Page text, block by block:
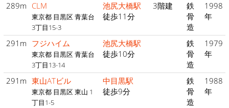
289m CLM
東京都 目黒区 青葉台
3丁目15-3
池尻大橋駅
徒歩11分
3階建
鉄
骨
造
1998
年
291m フジハイム
東京都 目黒区 青葉台
3丁目13-14
池尻大橋駅
徒歩10分
鉄
骨
造
1979
年
291m 東山ATビル
東京都 目黒区 東山 1
丁目1-5
中目黒駅
徒歩9分
鉄
骨
造
1988
年